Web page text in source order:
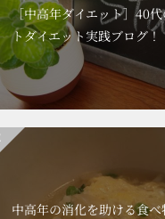
［中高年ダイエット］40
トダイエット実践ブログ！
中高年の消化を助ける食